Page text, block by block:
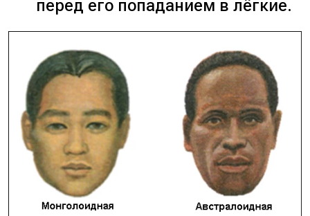
перед его попаданием в лёгкие.